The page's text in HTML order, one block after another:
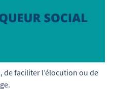
de faciliter l’élocution ou de